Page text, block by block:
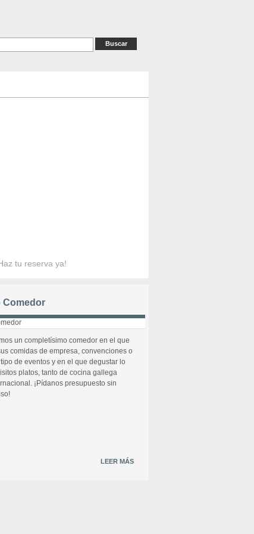
tu reserva ya!
Comedor
un completísimo comedor en el que
comidas de empresa, convenciones o
de eventos y en el que degustar lo
platos, tanto de cocina gallega
¡Pídanos presupuesto sin
LEER MÁS